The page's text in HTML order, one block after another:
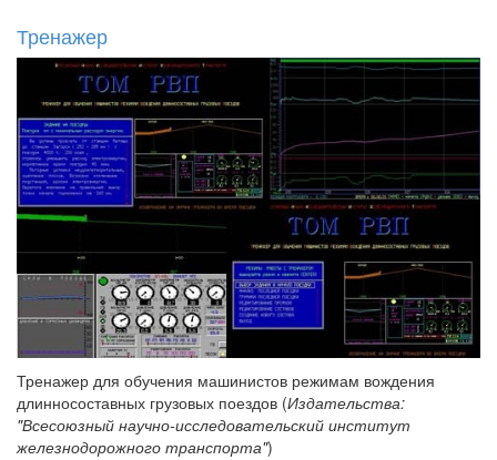
Тренажер
Тренажер для обучения машинистов режимам вождения
длинносоставных грузовых поездов (Издательства:
"Всесоюзный научно-исследовательский институт
железнодорожного транспорта")